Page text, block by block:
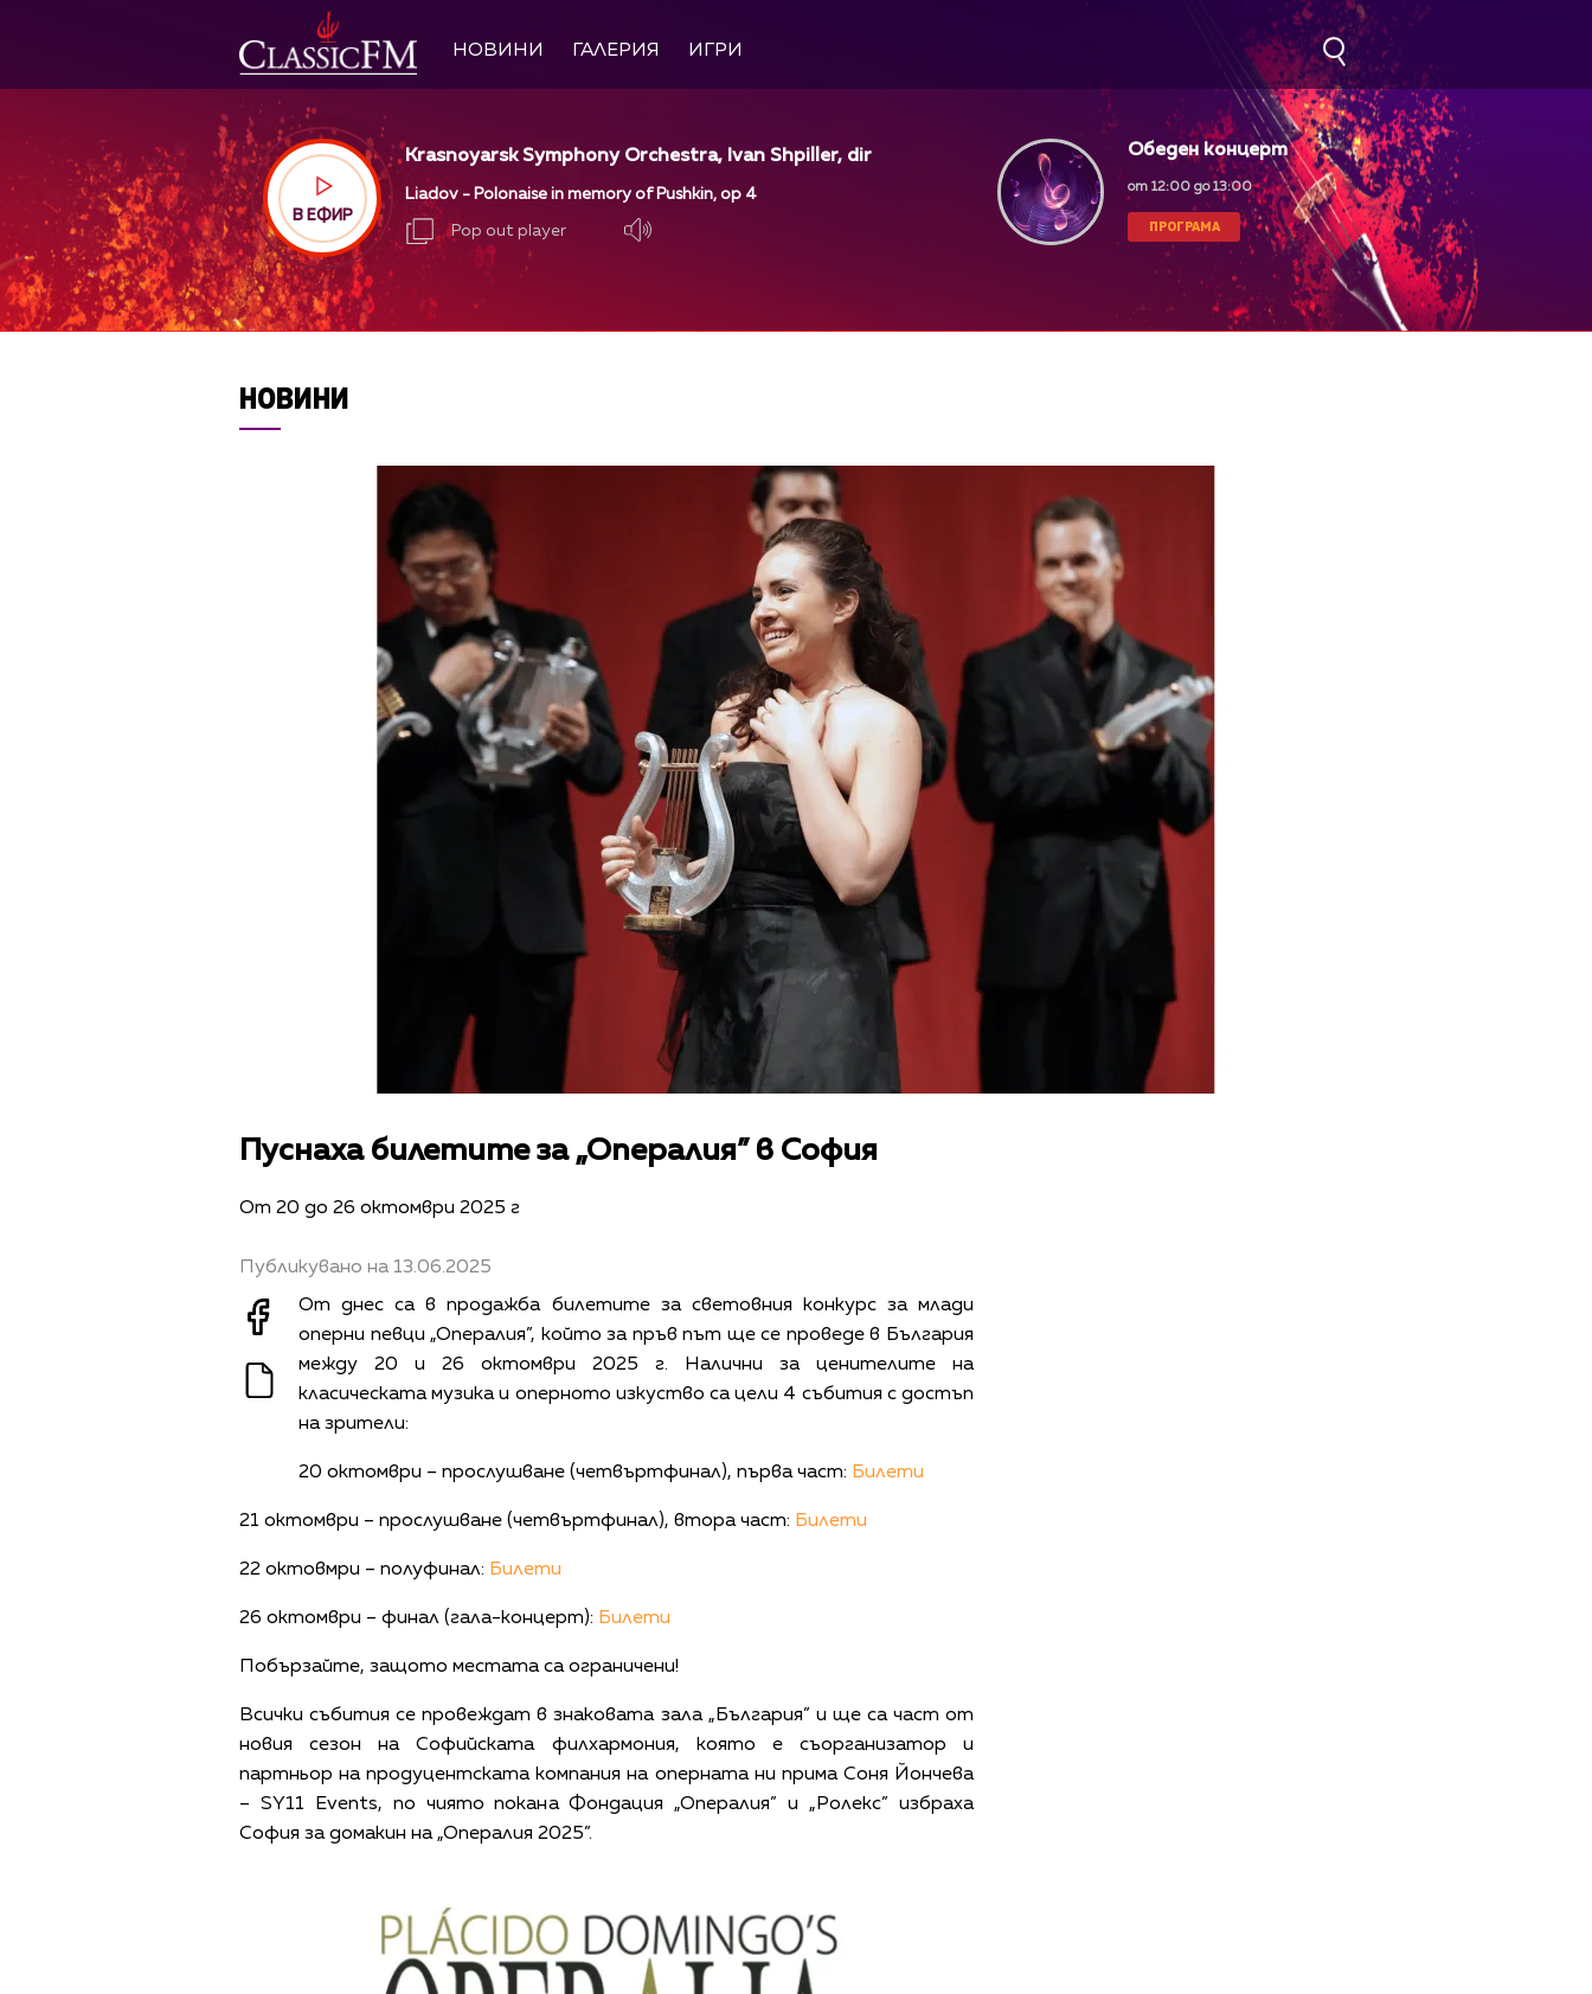
НОВИНИ ГАЛЕРИЯ ИГРИ
В ЕФИР
Krasnoyarsk Symphony Orchestra, Ivan Shpiller, dir
Liadov - Polonaise in memory of Pushkin, op 4
Pop out player
Обеден концерт
от 12:00 до 13:00
ПРОГРАМА
НОВИНИ
Пуснаха билетите за „Опералия” в София
От 20 до 26 октомври 2025 г
Публикувано на 13.06.2025
От днес са в продажба билетите за световния конкурс за млади
оперни певци „Опералия”, който за пръв път ще се проведе в България
между 20 и 26 октомври 2025 г. Налични за ценителите на
класическата музика и оперното изкуство са цели 4 събития с достъп
на зрители:
20 октомври – прослушване (четвъртфинал), първа част: Билети
21 октомври – прослушване (четвъртфинал), втора част: Билети
22 октовмри – полуфинал: Билети
26 октомври – финал (гала-концерт): Билети
Побързайте, защото местата са ограничени!
Всички събития се провеждат в знаковата зала „България” и ще са част от
новия сезон на Софийската филхармония, която е съорганизатор и
партньор на продуцентската компания на оперната ни прима Соня Йончева
– SY11 Events, по чиято покана Фондация „Опералия” и „Ролекс” избраха
София за домакин на „Опералия 2025”.